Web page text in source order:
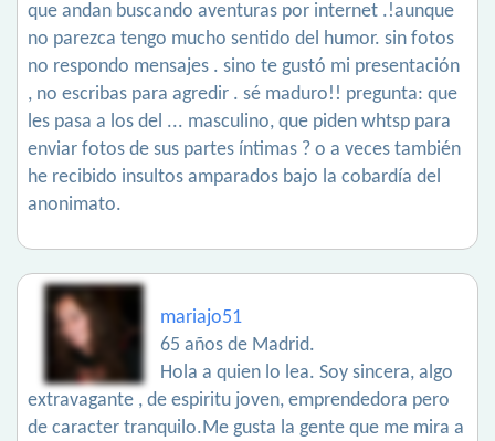
que andan buscando aventuras por internet .!aunque
no parezca tengo mucho sentido del humor. sin fotos
no respondo mensajes . sino te gustó mi presentación
, no escribas para agredir . sé maduro!! pregunta: que
les pasa a los del ... masculino, que piden whtsp para
enviar fotos de sus partes íntimas ? o a veces también
he recibido insultos amparados bajo la cobardía del
anonimato.
mariajo51
65 años de Madrid.
Hola a quien lo lea. Soy sincera, algo
extravagante , de espiritu joven, emprendedora pero
de caracter tranquilo.Me gusta la gente que me mira a